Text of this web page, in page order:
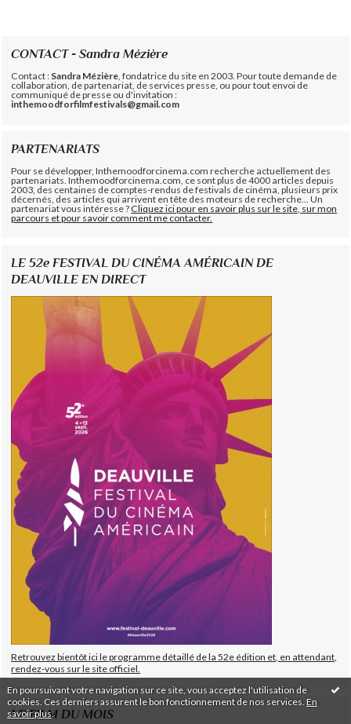
En poursuivant votre navigation sur ce site, vous acceptez l'utilisation de
cookies. Ces derniers assurent le bon fonctionnement de nos services. En
savoir plus.
CONTACT - Sandra Mézière
Contact : Sandra Mézière , fondatrice du site en 2003. Pour toute demande de
collaboration, de partenariat, de services presse, ou pour tout envoi de
communiqué de presse ou d'invitation :
inthemoodforfilmfestivals@gmail.com
PARTENARIATS
Pour se développer, Inthemoodforcinema.com recherche actuellement des
partenariats. Inthemoodforcinema.com, ce sont plus de 4000 articles depuis
2003, des centaines de comptes-rendus de festivals de cinéma, plusieurs prix
décernés, des articles qui arrivent en tête des moteurs de recherche... Un
partenariat vous intéresse ?Cliquez ici pour en savoir plus sur le site, sur mon
parcours et pour savoir comment me contacter.
LE 52e FESTIVAL DU CINÉMA AMÉRICAIN DE
DEAUVILLE EN DIRECT
Retrouvez bientôt ici le programme détaillé de la 52e édition et, en attendant,
rendez-vous sur le site officiel.
LE FILM DU MOIS